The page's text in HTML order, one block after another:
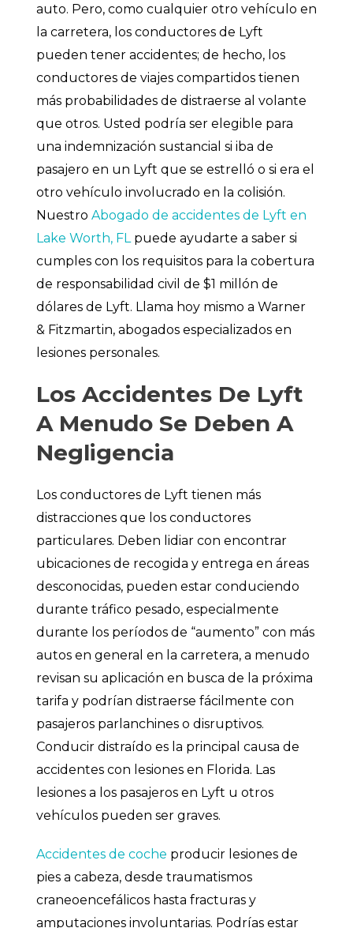
auto. Pero, como cualquier otro vehículo en
la carretera, los conductores de Lyft
pueden tener accidentes; de hecho, los
conductores de viajes compartidos tienen
más probabilidades de distraerse al volante
que otros. Usted podría ser elegible para
una indemnización sustancial si iba de
pasajero en un Lyft que se estrelló o si era el
otro vehículo involucrado en la colisión.
Nuestro Abogado de accidentes de Lyft en
Lake Worth, FL puede ayudarte a saber si
cumples con los requisitos para la cobertura
de responsabilidad civil de $1 millón de
dólares de Lyft. Llama hoy mismo a Warner
& Fitzmartin, abogados especializados en
lesiones personales.
Los Accidentes De Lyft
A Menudo Se Deben A
Negligencia
Los conductores de Lyft tienen más
distracciones que los conductores
particulares. Deben lidiar con encontrar
ubicaciones de recogida y entrega en áreas
desconocidas, pueden estar conduciendo
durante tráfico pesado, especialmente
durante los períodos de “aumento” con más
autos en general en la carretera, a menudo
revisan su aplicación en busca de la próxima
tarifa y podrían distraerse fácilmente con
pasajeros parlanchines o disruptivos.
Conducir distraído es la principal causa de
accidentes con lesiones en Florida. Las
lesiones a los pasajeros en Lyft u otros
vehículos pueden ser graves.
Accidentes de coche producir lesiones de
pies a cabeza, desde traumatismos
craneoencefálicos hasta fracturas y
amputaciones involuntarias. Podrías estar